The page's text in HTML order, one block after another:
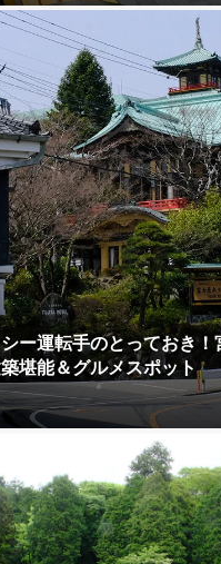
ー運転手のとっておき！
堪能＆グルメスポット